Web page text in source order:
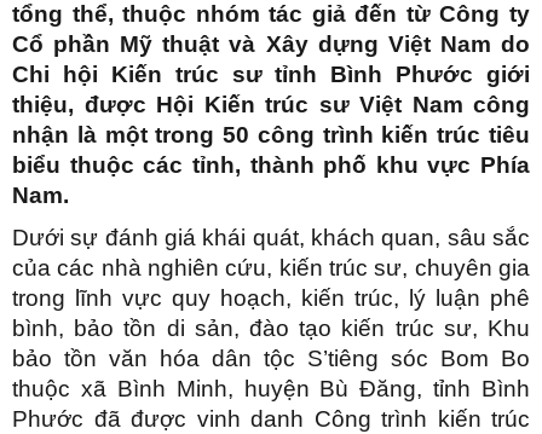
tổng thể, thuộc nhóm tác giả đến từ Công ty
Cổ phần Mỹ thuật và Xây dựng Việt Nam do
Chi hội Kiến trúc sư tỉnh Bình Phước giới
thiệu, được Hội Kiến trúc sư Việt Nam công
nhận là một trong 50 công trình kiến trúc tiêu
biểu thuộc các tỉnh, thành phố khu vực Phía
Nam.
Dưới sự đánh giá khái quát, khách quan, sâu sắc
của các nhà nghiên cứu, kiến trúc sư, chuyên gia
trong lĩnh vực quy hoạch, kiến trúc, lý luận phê
bình, bảo tồn di sản, đào tạo kiến trúc sư, Khu
bảo tồn văn hóa dân tộc S’tiêng sóc Bom Bo
thuộc xã Bình Minh, huyện Bù Đăng, tỉnh Bình
Phước đã được vinh danh Công trình kiến trúc